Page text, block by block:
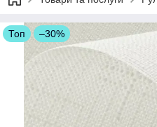
Топ –30%